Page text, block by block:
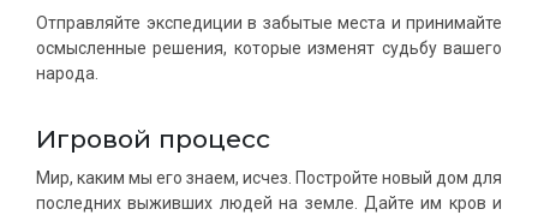
Отправляйте экспедиции в забытые места и принимайте
осмысленные решения, которые изменят судьбу вашего
народа.
Игровой процесс
Мир, каким мы его знаем, исчез. Постройте новый дом для
последних выживших людей на земле. Дайте им кров и